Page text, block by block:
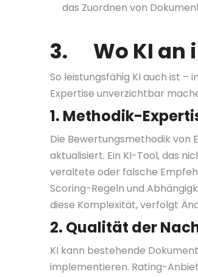
das Zuordnen von
3. Wo KI an
So leistungsfähig KI auch ist –
Expertise unverzichtbar
1. Methodik-
Die Bewertungsmethodik von
aktualisiert. Ein KI-Tool, das
veraltete oder falsche
Scoring-Regeln und
diese Komplexität, verfolgt
2. Qualität der
KI kann bestehende
implementieren. Rating-